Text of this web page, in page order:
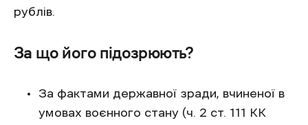
рублів.
За що його підозрюють?
За фактами державної зради, вчиненої в
умовах воєнного стану (ч. 2 ст. 111 КК